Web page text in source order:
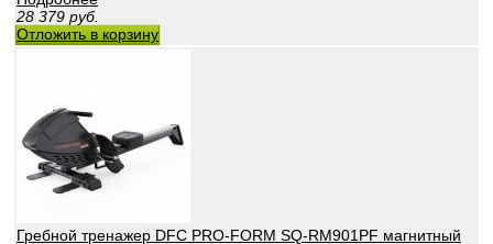
28 379 руб.
Отложить в корзину
Гребной тренажер DFC PRO-FORM SQ-RM901PF магнитный